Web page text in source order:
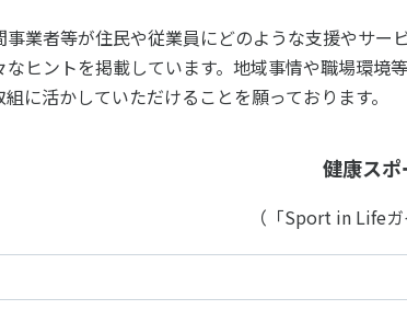
業者等が住⺠や従業員にどのような⽀援やサー
ヒントを掲載しています。地域事情や職場環境
に活かしていただけることを願っております。
健康スポ
（「Sport in Life